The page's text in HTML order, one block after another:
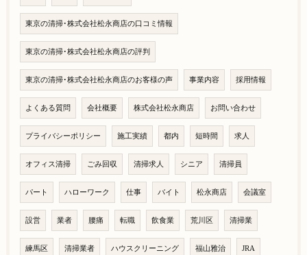
東京の清掃･株式会社松永商店の口コミ情報
東京の清掃･株式会社松永商店の評判
東京の清掃･株式会社松永商店のお客様の声 事業内容 採用情報
よくある質問 会社概要 株式会社松永商店 お問い合わせ
プライバシーポリシー 施工実績 都内 短時間 求人
オフィス清掃 ごみ回収 清掃求人 シニア 清掃員
パート ハローワーク 仕事 バイト 松永商店 会議室
設営 業者 腰痛 転職 飲食業 荒川区 清掃業
練馬区 清掃業者 ハウスクリーニング 福山雅治 JRA